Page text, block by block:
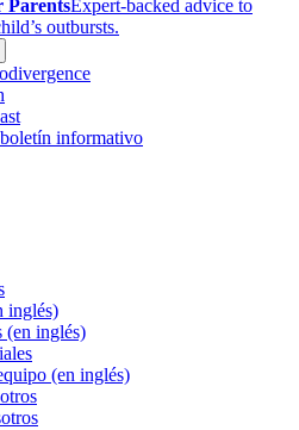
ParentsExpert-backed advice to
outbursts.
informativo
inglés)
(en inglés)
(en inglés)